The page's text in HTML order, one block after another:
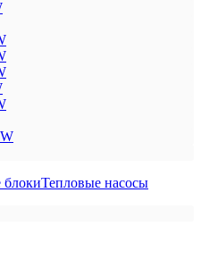
блокиТепловые насосы